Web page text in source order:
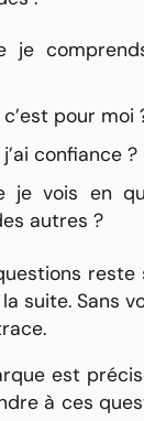
je
pour moi
confiance ?
je vois en
autres ?
reste
suite. Sans
est
à ces